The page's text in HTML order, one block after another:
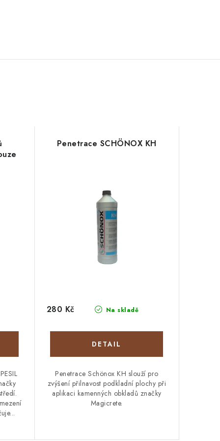
Penetrace SCHÖNOX KH
Na skladě
280 Kč
Penetrace Schönox KH slouží pro
zvýšení přilnavost podkladní plochy při
aplikaci kamenných obkladů značky
Magicrete.